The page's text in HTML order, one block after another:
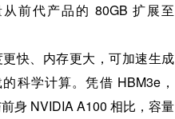
前代产品的 80GB 扩展至
快、内存更大，可加速生成
科学计算。凭借 HBM3e，
身 NVIDIA A100 相比，容量